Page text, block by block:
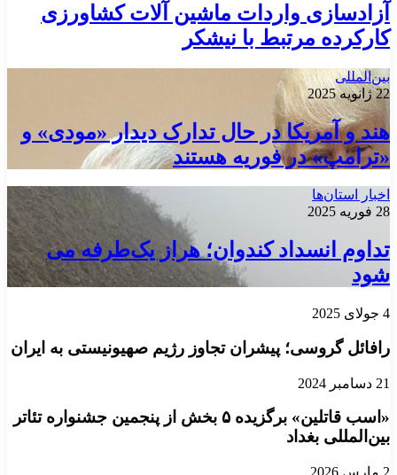
آزادسازی واردات ماشین آلات کشاورزی
کارکرده مرتبط با نیشکر
بین‌المللی
22 ژانویه 2025
هند و آمریکا در حال تدارک دیدار «مودی» و
«ترامپ» در فوریه هستند
اخبار استان‌ها
28 فوریه 2025
تداوم انسداد کندوان؛ هراز یک‌طرفه می
شود
4 جولای 2025
رافائل گروسی؛ پیشران تجاوز رژیم صهیونیستی به ایران
21 دسامبر 2024
«اسب قاتلین» برگزیده ۵ بخش از پنجمین جشنواره تئاتر
بین‌المللی بغداد